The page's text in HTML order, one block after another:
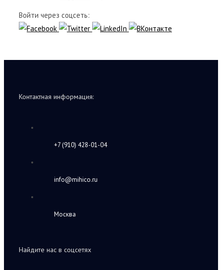
Войти через соцсеть:
Контактная информация:
+7 (910) 428-01-04
info@mihico.ru
Москва
Найдите нас в соцсетях